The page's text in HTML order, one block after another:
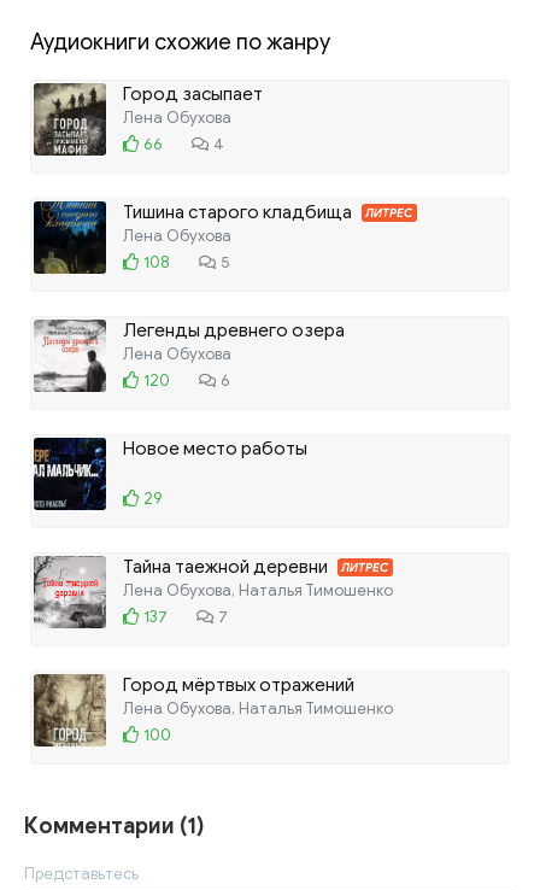
Аудиокниги схожие по жанру
Город засыпает
Лена Обухова
66
4
Тишина старого кладбища ЛИТРЕС
Лена Обухова
108
5
Легенды древнего озера
Лена Обухова
120
6
Новое место работы
29
Тайна таежной деревни ЛИТРЕС
Лена Обухова, Наталья Тимошенко
137
7
Город мёртвых отражений
Лена Обухова, Наталья Тимошенко
100
Комментарии (1)
Представьтесь